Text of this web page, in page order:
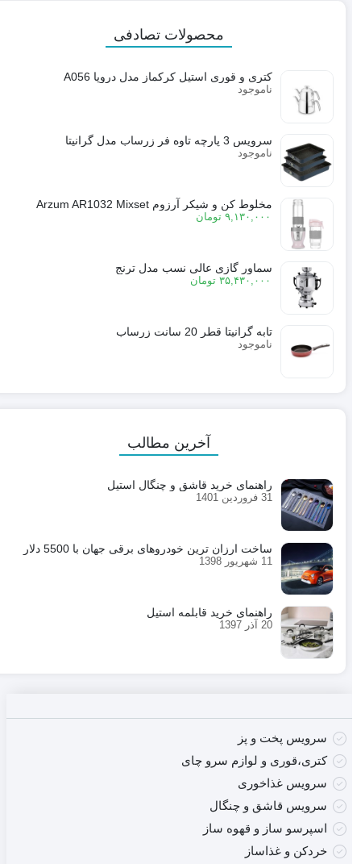
محصولات تصادفی
کتری و قوری استیل کرکماز مدل دروپا A056
ناموجود
سرویس 3 پارچه تاوه فر زرساب مدل گرانیتا
ناموجود
مخلوط کن و شیکر آرزوم Arzum AR1032 Mixset
۹,۱۳۰,۰۰۰ تومان
سماور گازی عالی نسب مدل ترنج
۳۵,۴۳۰,۰۰۰ تومان
تابه گرانیتا قطر 20 سانت زرساب
ناموجود
آخرین مطالب
راهنمای خرید قاشق و چنگال استیل
31 فروردین 1401
ساخت ارزان ترین خودروهای برقی جهان با 5500 دلار
11 شهریور 1398
راهنمای خرید قابلمه استیل
20 آذر 1397
سرویس پخت و پز
کتری،قوری و لوازم سرو چای
سرویس غذاخوری
سرویس قاشق و چنگال
اسپرسو ساز و قهوه ساز
خردکن و غذاساز